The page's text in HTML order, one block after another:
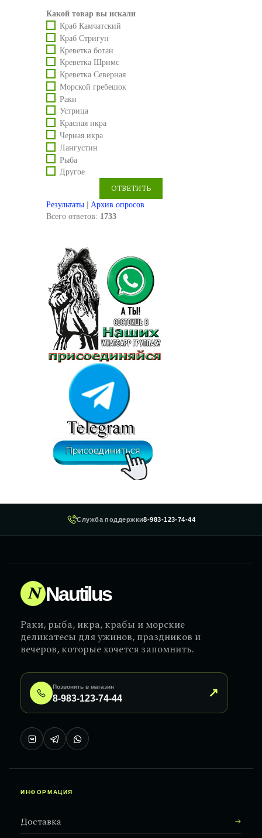
Какой товар вы искали
Краб Камчатский
Краб Стригун
Креветка ботан
Креветка Шримс
Креветка Северная
Морской гребешок
Раки
Устрица
Красная икра
Черная икра
Лангустин
Рыба
Другое
Результаты
Архив опросов
Всего ответов: 1733
Служба поддержки8-983-123-74-44
N Nautilus
Раки, рыба, икра, крабы и морские
деликатесы для ужинов, праздников и
вечеров, которые хочется запомнить.
Позвонить в магазин
8-983-123-74-44 ↗
ИНФОРМАЦИЯ
Доставка